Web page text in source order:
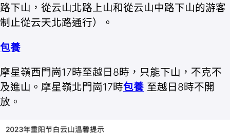
路下山，從云山北路上山和從云山中路下山的游客
制止從云天北路通行）。
包養
摩星嶺西門崗17時至越日8時，只能下山，不克不
及進山。摩星嶺北門崗17時包養 至越日8時不開
放。